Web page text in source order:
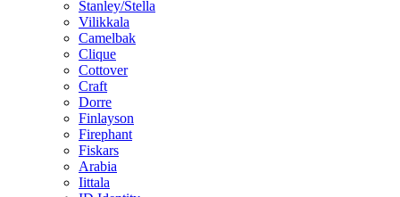
Stanley/Stella
Vilikkala
Camelbak
Clique
Cottover
Craft
Dorre
Finlayson
Firephant
Fiskars
Arabia
Iittala